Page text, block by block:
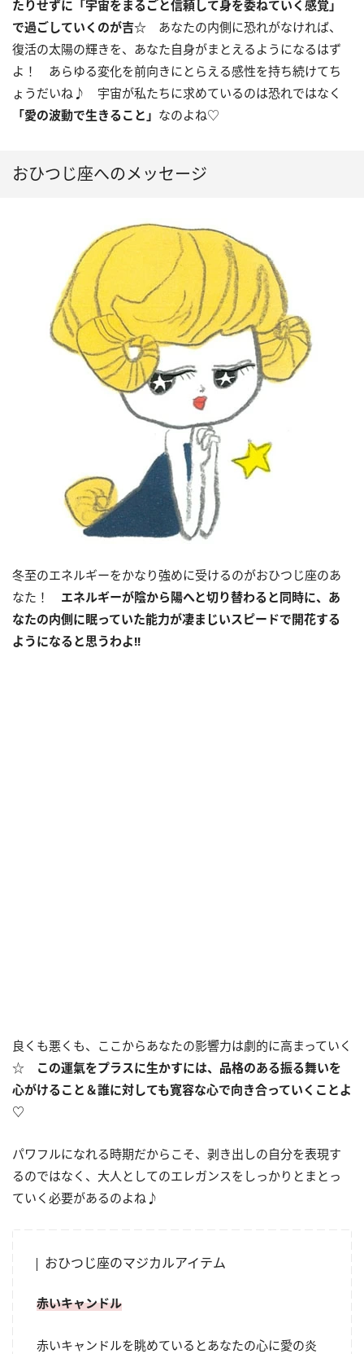
たりせずに「宇宙をまるごと信頼して身を委ねていく感覚」
で過ごしていくのが吉☆ あなたの内側に恐れがなければ、
復活の太陽の輝きを、あなた自身がまとえるようになるはず
よ！ あらゆる変化を前向きにとらえる感性を持ち続けてち
ょうだいね♪ 宇宙が私たちに求めているのは恐れではなく
「愛の波動で生きること」 なのよね♡
おひつじ座へのメッセージ
冬至のエネルギーをかなり強めに受けるのがおひつじ座のあ
なた！ エネルギーが陰から陽へと切り替わると同時に、あ
なたの内側に眠っていた能力が凄まじいスピードで開花する
ようになると思うわよ!!
良くも悪くも、ここからあなたの影響力は劇的に高まっていく
☆ この運氣をプラスに生かすには、品格のある振る舞いを
心がけること＆誰に対しても寛容な心で向き合っていくことよ
♡
パワフルになれる時期だからこそ、剥き出しの自分を表現す
るのではなく、大人としてのエレガンスをしっかりとまとっ
ていく必要があるのよね♪
おひつじ座のマジカルアイテム
赤いキャンドル
赤いキャンドルを眺めているとあなたの心に愛の炎